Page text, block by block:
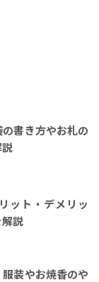
書き方やお札の
ット・デメリッ
説
装やお焼香のや